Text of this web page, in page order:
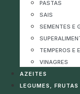
PASTAS
SAIS
SEMENTES E
TEMPEROS E
VINAGRES
AZEITES
LEGUMES,